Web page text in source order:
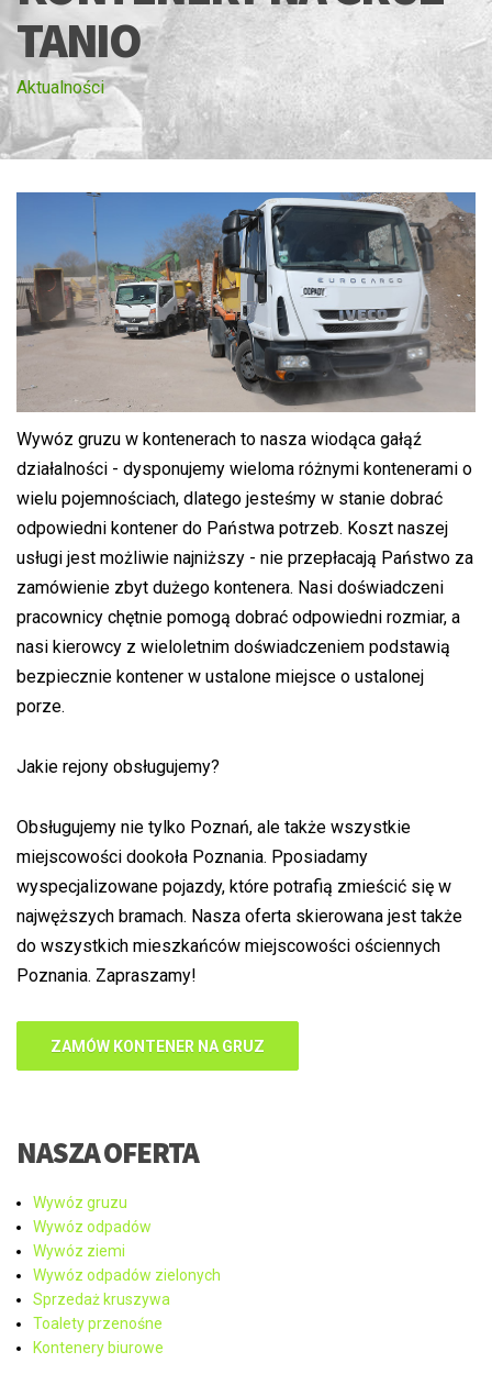
TANIO
Aktualności
Wywóz gruzu w kontenerach to nasza wiodąca gałąź
działalności - dysponujemy wieloma różnymi kontenerami o
wielu pojemnościach, dlatego jesteśmy w stanie dobrać
odpowiedni kontener do Państwa potrzeb. Koszt naszej
usługi jest możliwie najniższy - nie przepłacają Państwo za
zamówienie zbyt dużego kontenera. Nasi doświadczeni
pracownicy chętnie pomogą dobrać odpowiedni rozmiar, a
nasi kierowcy z wieloletnim doświadczeniem podstawią
bezpiecznie kontener w ustalone miejsce o ustalonej
porze.
Jakie rejony obsługujemy?
Obsługujemy nie tylko Poznań, ale także wszystkie
miejscowości dookoła Poznania. Pposiadamy
wyspecjalizowane pojazdy, które potrafią zmieścić się w
najwęższych bramach. Nasza oferta skierowana jest także
do wszystkich mieszkańców miejscowości ościennych
Poznania. Zapraszamy!
ZAMÓW KONTENER NA GRUZ
NASZA OFERTA
Wywóz gruzu
Wywóz odpadów
Wywóz ziemi
Wywóz odpadów zielonych
Sprzedaż kruszywa
Toalety przenośne
Kontenery biurowe